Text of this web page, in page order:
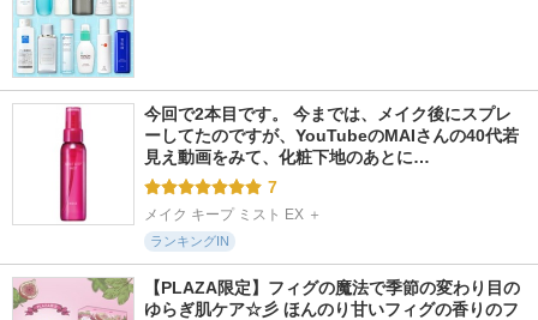
今回で2本目です。 今までは、メイク後にスプレ
ーしてたのですが、YouTubeのMAIさんの40代若
見え動画をみて、化粧下地のあとに…
7
メイク キープ ミスト EX ＋
ランキングIN
【PLAZA限定】フィグの魔法で季節の変わり目の
ゆらぎ肌ケア☆彡 ほんのり甘いフィグの香りのフ